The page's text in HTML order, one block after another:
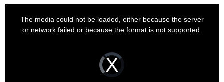
Video
Player
is
loading.
The media could not be loaded, either because the server
or network failed or because the format is not supported.